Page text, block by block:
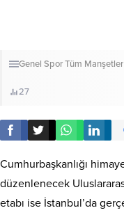
Genel SporTüm Manşetler
27
Cumhurbaşkanlığı
düzenlenecek
etabı ise İstanbul’da